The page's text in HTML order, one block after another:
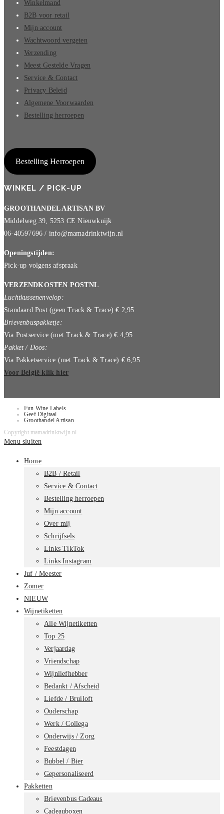
Winkelmand
B2B voor retail
Mijn account
Wachtwoord vergeten
Verzending
Meest Gestelde Vragen
Service & Contact
Privacy Beleid
Algemene Voorwaarden
Bestelling herroepen
Bestelling Herroepen
WINKEL / PICK-UP
GROOTHANDEL ARTISAN BV
Middelweg 39, 5253 CE Nieuwkuijk
06-40597696 / info@mamadrinktwijn.nl
Openingstijden:
Pick-up volgens afspraak
VERZENDKOSTEN POSTNL
Luchtkussenenvelop:
Standaard Post (geen Track & Trace) € 2,95
Brievenbuspakketje:
Via Postservice (met Track & Trace) € 4,95
Pakket / Doos:
Via Pakketservice (met Track & Trace) € 6,95
Voor België klik hier
Fun Wine Labels
Geef Digitaal
Groothandel Artisan
Copyright mamadrinktwijn.nl
Menu sluiten
Home
B2B / Retail
Service & Contact
Bestelling herroepen
Mijn account
Over mij
Schrijfsels
Links TikTok
Links Instagram
Juf / Meester
Zomer
NIEUW
Wijnetiketten
Alle Wijnetiketten
Top 25
Verjaardag
Vriendschap
Wijnliefhebber
Bedankt / Afscheid
Liefde / Bruiloft
Ouderschap
Werk / Collega
Onderwijs / Zorg
Feestdagen
Bubbel / Bier
Gepersonaliseerd
Pakketten
Brievenbus Cadeaus
Cadeauboxen